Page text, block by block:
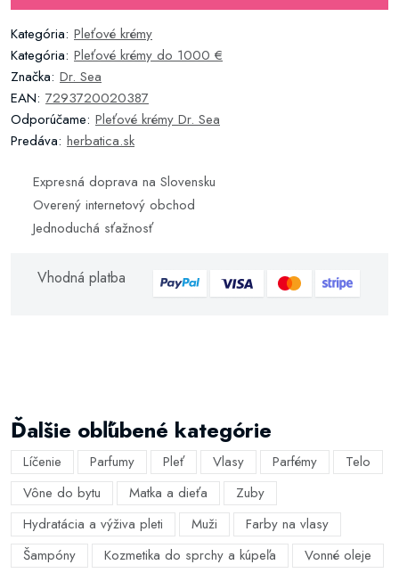
Kategória: Pleťové krémy
Kategória: Pleťové krémy do 1000 €
Značka: Dr. Sea
EAN: 7293720020387
Odporúčame: Pleťové krémy Dr. Sea
Predáva: herbatica.sk
Expresná doprava na Slovensku
Overený internetový obchod
Jednoduchá sťažnosť
Vhodná platba
Ďalšie obľúbené kategórie
Líčenie Parfumy Pleť Vlasy Parfémy
Telo
Vône do bytu
Matka a dieťa
Zuby
Hydratácia a výživa pleti
Muži
Farby na vlasy
Šampóny
Kozmetika do sprchy a kúpeľa
Vonné oleje